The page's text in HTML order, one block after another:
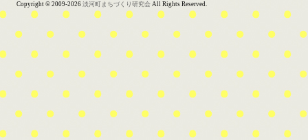
Copyright © 2009-2026 淡河町まちづくり研究会 All Rights Reserved.